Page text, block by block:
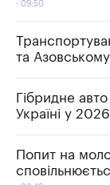
09:50
та
Гібридне
Україні у
Попит на